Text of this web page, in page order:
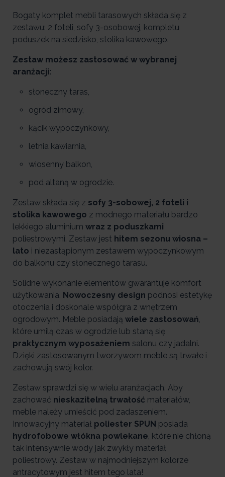
Bogaty komplet mebli tarasowych składa się z
zestawu: 2 foteli, sofy 3-osobowej, kompletu
poduszek na siedzisko, stolika kawowego.
Zestaw możesz zastosować w wybranej
aranżacji:
słoneczny taras,
ogród zimowy,
kącik wypoczynkowy,
letnia kawiarnia,
wiosenny balkon,
pod altaną w ogrodzie.
Zestaw składa się z sofy 3-sobowej, 2 foteli i
stolika kawowego z modnego materiału bardzo
lekkiego aluminium wraz z poduszkami
poliestrowymi. Zestaw jest hitem sezonu wiosna –
lato i niezastąpionym zestawem wypoczynkowym
do balkonu czy słonecznego tarasu.
Solidne wykonanie elementów gwarantuje komfort
użytkowania. Nowoczesny design podnosi estetykę
otoczenia i doskonale współgra z wnętrzem
ogrodowym. Meble posiadają wiele zastosowań,
które umilą czas w ogrodzie lub staną się
praktycznym wyposażeniem salonu czy jadalni.
Dzięki zastosowanym tworzywom meble są trwałe i
zachowują swój kolor.
Zestaw sprawdzi się w wielu aranżacjach. Aby
zachować nieskazitelną trwałość materiałów,
meble należy umieścić pod zadaszeniem.
Innowacyjny materiał poliester SPUN posiada
hydrofobowe włókna powlekane, które nie chłoną
tak intensywnie wody jak zwykły materiał
poliestrowy. Zestaw w najmodniejszym kolorze
antracytowym jest hitem tego lata!